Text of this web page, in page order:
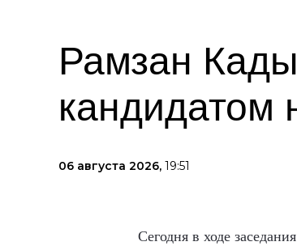
Рамзан
кандидатом
06 августа 2026, 19:51
Сегодня в ходе